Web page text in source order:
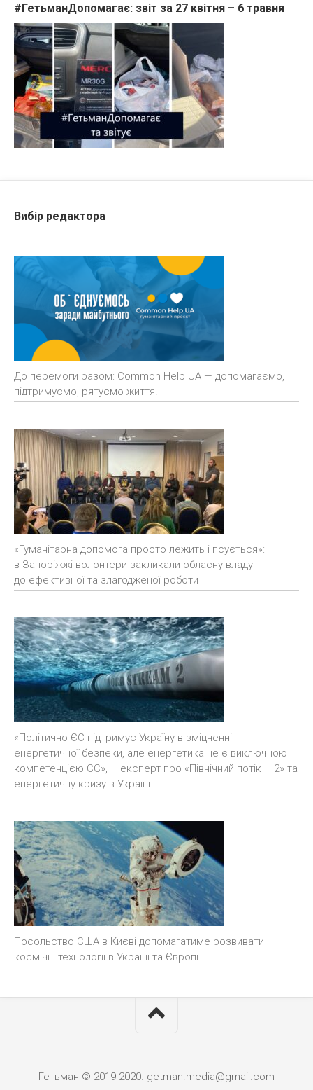
#ГетьманДопомагає: звіт за 27 квітня – 6 травня
Вибір редактора
До перемоги разом: Common Help UA — допомагаємо,
підтримуємо, рятуємо життя!
«Гуманітарна допомога просто лежить і псується»:
в Запоріжжі волонтери закликали обласну владу
до ефективної та злагодженої роботи
«Політично ЄС підтримує Україну в зміцненні
енергетичної безпеки, але енергетика не є виключною
компетенцією ЄС», – експерт про «Північний потік – 2» та
енергетичну кризу в Україні
Посольство США в Києві допомагатиме розвивати
космічні технології в Україні та Європі
Гетьман © 2019-2020. getman.media@gmail.com